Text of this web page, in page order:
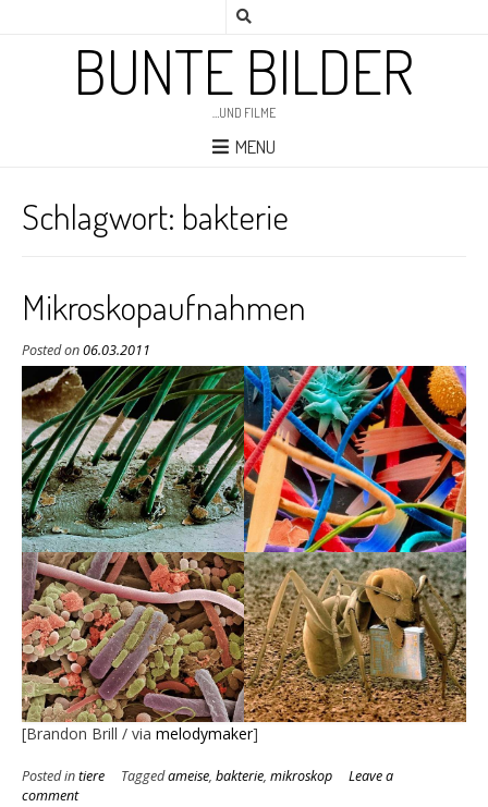
BUNTE BILDER
…UND FILME
MENU
Schlagwort: bakterie
Mikroskopaufnahmen
Posted on06.03.2011
[Brandon Brill / via melodymaker]
Posted intiere Taggedameise, bakterie, mikroskop
Leave a
comment